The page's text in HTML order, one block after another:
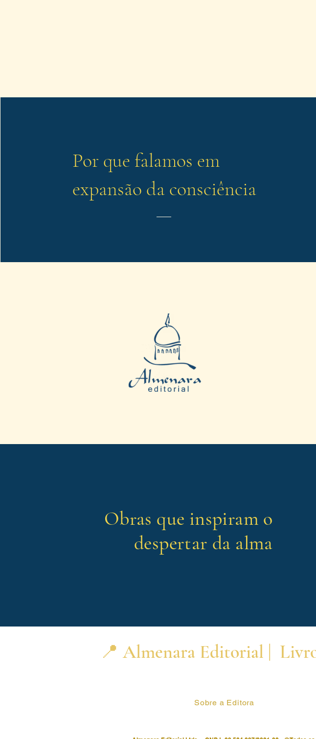
Por que falamos em
expansão da consciência
Obras que inspiram o
despertar da alma
📍 Almenara Editorial |
Sobre a Editora